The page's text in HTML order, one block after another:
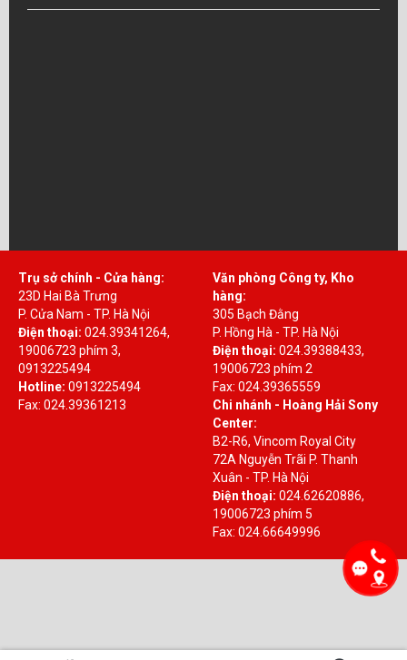
Trụ sở chính - Cửa hàng:
23D Hai Bà Trưng
P. Cửa Nam - TP. Hà Nội
Điện thoại: 024.39341264,
19006723 phím 3,
0913225494
Hotline: 0913225494
Fax: 024.39361213
Văn phòng Công ty, Kho
hàng:
305 Bạch Đằng
P. Hồng Hà - TP. Hà Nội
Điện thoại: 024.39388433,
19006723 phím 2
Fax: 024.39365559
Chi nhánh - Hoàng Hải Sony
Center:
B2-R6, Vincom Royal City
72A Nguyễn Trãi P. Thanh
Xuân - TP. Hà Nội
Điện thoại: 024.62620886,
19006723 phím 5
Fax: 024.66649996